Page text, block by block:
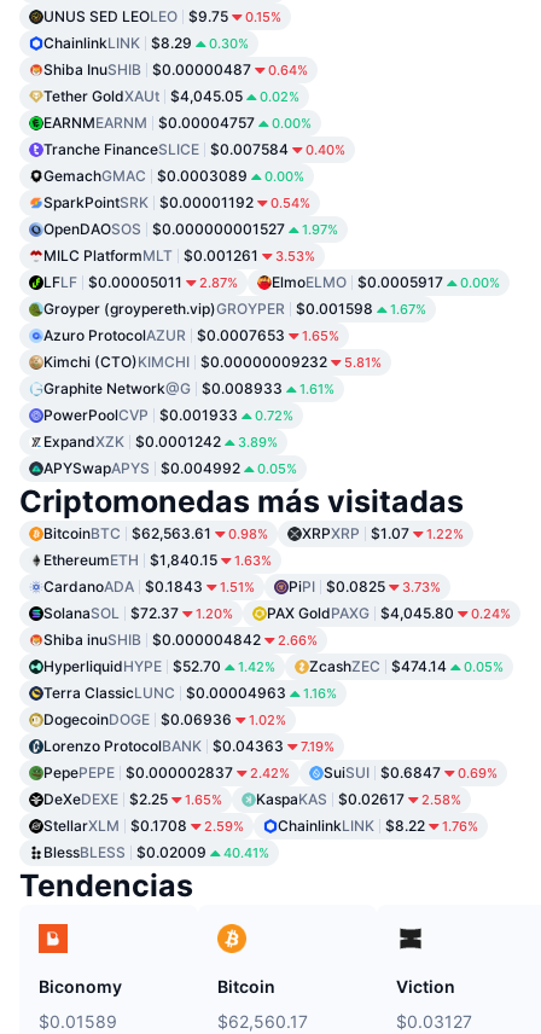
UNUS SED LEOLEO $9.75 0.15%
ChainlinkLINK $8.29 0.30%
Shiba InuSHIB $0.00000487 0.64%
Tether GoldXAUt $4,045.05 0.02%
EARNMEARNM $0.00004757 0.00%
Tranche FinanceSLICE $0.007584 0.40%
GemachGMAC $0.0003089 0.00%
SparkPointSRK $0.00001192 0.54%
OpenDAOSOS $0.000000001527 1.97%
MILC PlatformMLT $0.001261 3.53%
LFLF $0.00005011 2.87% ElmoELMO $0.0005917 0.00%
Groyper (groypereth.vip)GROYPER $0.001598 1.67%
Azuro ProtocolAZUR $0.0007653 1.65%
Kimchi (CTO)KIMCHI $0.00000009232 5.81%
Graphite Network@G $0.008933 1.61%
PowerPoolCVP $0.001933 0.72%
ExpandXZK $0.0001242 3.89%
APYSwapAPYS $0.004992 0.05%
Criptomonedas más visitadas
BitcoinBTC $62,563.61 0.98% XRPXRP $1.07 1.22%
EthereumETH $1,840.15 1.63%
CardanoADA $0.1843 1.51% PiPI $0.0825 3.73%
SolanaSOL $72.37 1.20% PAX GoldPAXG $4,045.80 0.24%
Shiba inuSHIB $0.000004842 2.66%
HyperliquidHYPE $52.70 1.42% ZcashZEC $474.14 0.05%
Terra ClassicLUNC $0.00004963 1.16%
DogecoinDOGE $0.06936 1.02%
Lorenzo ProtocolBANK $0.04363 7.19%
PepePEPE $0.000002837 2.42% SuiSUI $0.6847 0.69%
DeXeDEXE $2.25 1.65% KaspaKAS $0.02617 2.58%
StellarXLM $0.1708 2.59% ChainlinkLINK $8.22 1.76%
BlessBLESS $0.02009 40.41%
Tendencias
Biconomy
$0.01589
Bitcoin
$62,560.17
Viction
$0.03127